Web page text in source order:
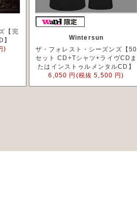
【完
】
)
Wintersun
ザ・フォレスト・シーズンズ【50
セット CD+Tシャツ+ライヴCDま
たはインストゥルメンタルCD】
6,050 円(税抜 5,500 円)